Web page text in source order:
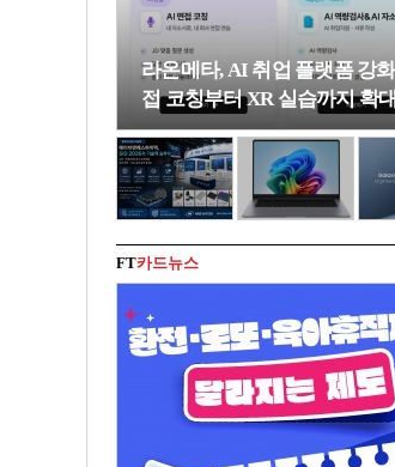
라온메타, AI 취업 플랫폼 강
접 코칭부터 XR 실습까지 확
FT카드뉴스